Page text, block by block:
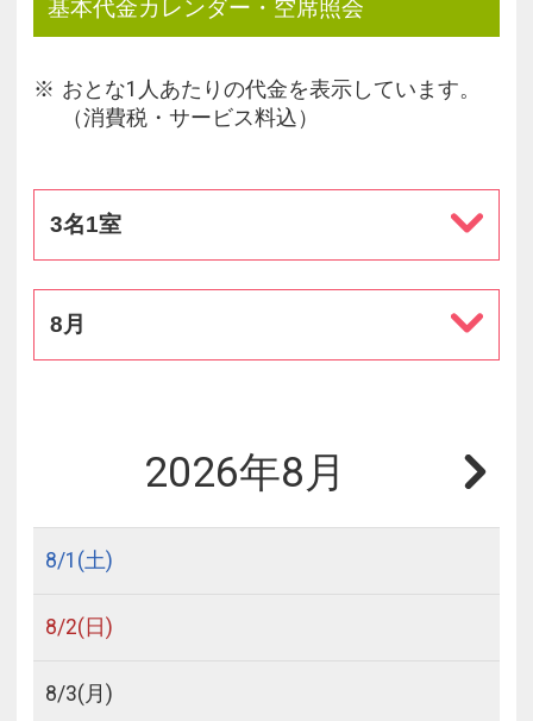
基本代金カレンダー・空席照会
おとな1人あたりの代金を表示しています。
（消費税・サービス料込）
3名1室
8月
2026年8月
8/1 (土)
8/2(日)
8/3(月)